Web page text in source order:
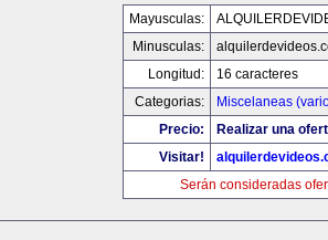
Mayusculas:
Minusculas:
Longitud:
16 caracteres
Categorias:
Miscelaneas
Precio:
Realizar una
Visitar!
Serán consideradas